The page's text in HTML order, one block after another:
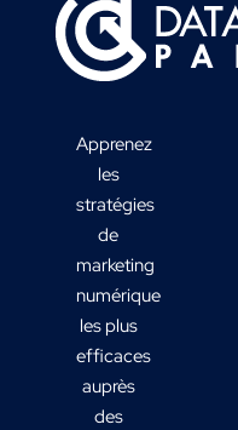
Apprenez
les
stratégies
de
marketing
numérique
les plus
efficaces
auprès
des